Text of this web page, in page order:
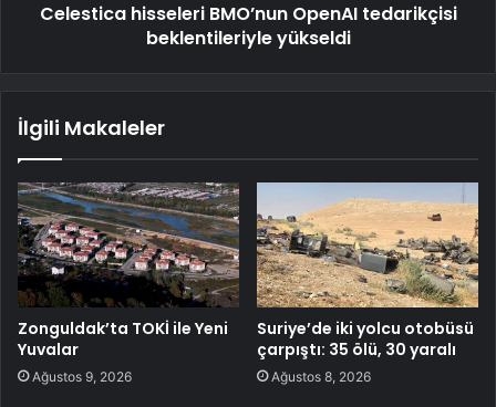
Celestica hisseleri BMO’nun OpenAI tedarikçisi
beklentileriyle yükseldi
İlgili Makaleler
Zonguldak’ta TOKİ ile Yeni
Yuvalar
Ağustos 9, 2026
Suriye’de iki yolcu otobüsü
çarpıştı: 35 ölü, 30 yaralı
Ağustos 8, 2026